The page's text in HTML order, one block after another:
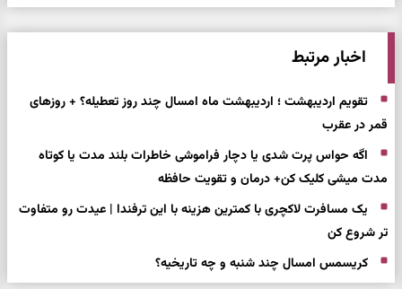
اخبار مرتبط
تقویم اردیبهشت ؛ اردیبهشت ماه امسال چند روز تعطیله؟ + روزهای
قمر در عقرب
اگه حواس پرت شدی یا دچار فراموشی خاطرات بلند مدت یا کوتاه
مدت میشی کلیک کن+ درمان و تقویت حافظه
یک مسافرت لاکچری با کمترین هزینه با این ترفندا | عیدت رو متفاوت
تر شروع کن
کریسمس امسال چند شنبه و چه تاریخیه؟